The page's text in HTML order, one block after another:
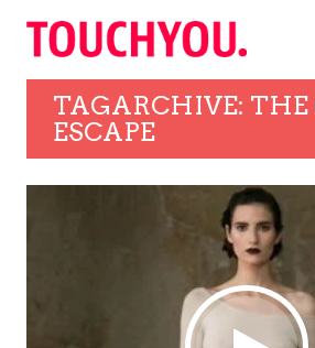
TAGARCHIVE: THE
ESCAPE